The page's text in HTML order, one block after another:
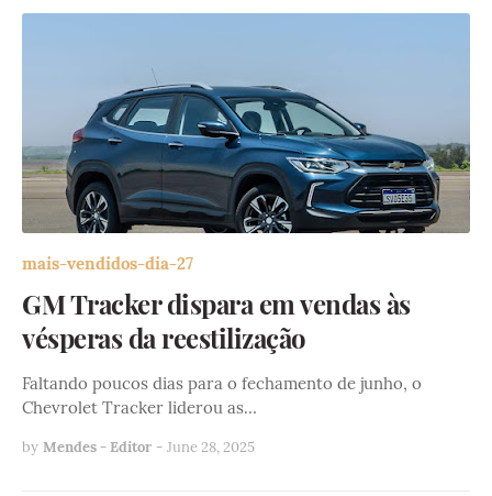
mais-vendidos-dia-27
GM Tracker dispara em vendas às
vésperas da reestilização
Faltando poucos dias para o fechamento de junho, o
Chevrolet Tracker liderou as…
by Mendes - Editor - June 28, 2025